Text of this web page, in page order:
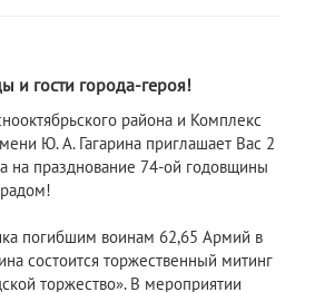
и гости города-героя!
района и Комплекс
Ю. А. Гагарина приглашает Вас 2
на празднование 74-ой годовщины
погибшим воинам 62,65 Армий в
состоится торжественный митинг
торжество». В мероприятии